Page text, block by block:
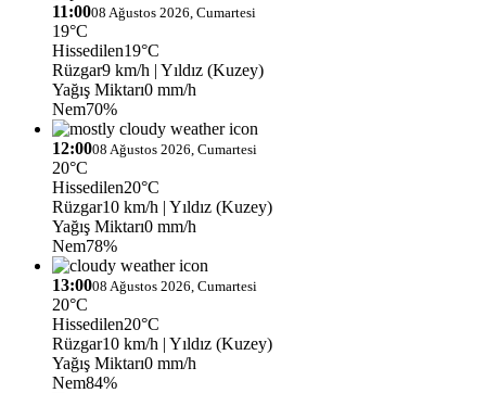
11:0008 Ağustos 2026, Cumartesi
19°C
Hissedilen19°C
Rüzgar9 km/h | Yıldız (Kuzey)
Yağış Miktarı0 mm/h
Nem70%
12:0008 Ağustos 2026, Cumartesi
20°C
Hissedilen20°C
Rüzgar10 km/h | Yıldız (Kuzey)
Yağış Miktarı0 mm/h
Nem78%
13:0008 Ağustos 2026, Cumartesi
20°C
Hissedilen20°C
Rüzgar10 km/h | Yıldız (Kuzey)
Yağış Miktarı0 mm/h
Nem84%